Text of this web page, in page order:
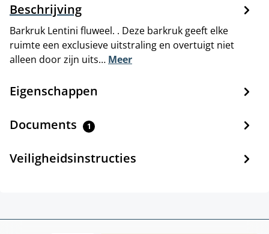
Beschrijving
Barkruk Lentini fluweel. . Deze barkruk geeft elke
ruimte een exclusieve uitstraling en overtuigt niet
alleen door zijn uits… Meer
Eigenschappen
Documents 1
Veiligheidsinstructies